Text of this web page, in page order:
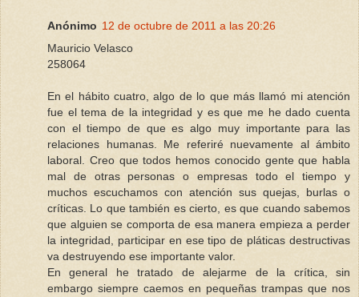
Anónimo 12 de octubre de 2011 a las 20:26
Mauricio Velasco
258064
En el hábito cuatro, algo de lo que más llamó mi atención
fue el tema de la integridad y es que me he dado cuenta
con el tiempo de que es algo muy importante para las
relaciones humanas. Me referiré nuevamente al ámbito
laboral. Creo que todos hemos conocido gente que habla
mal de otras personas o empresas todo el tiempo y
muchos escuchamos con atención sus quejas, burlas o
críticas. Lo que también es cierto, es que cuando sabemos
que alguien se comporta de esa manera empieza a perder
la integridad, participar en ese tipo de pláticas destructivas
va destruyendo ese importante valor.
En general he tratado de alejarme de la crítica, sin
embargo siempre caemos en pequeñas trampas que nos